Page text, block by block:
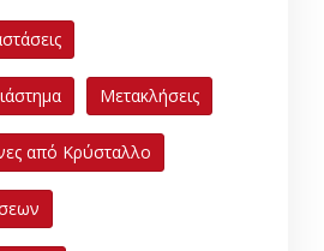
Μετακλήσεις
από Κρύσταλλο